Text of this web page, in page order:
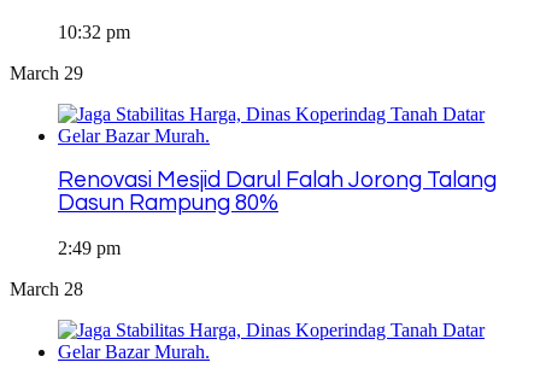
10:32 pm
March 29
Renovasi Mesjid Darul Falah Jorong Talang
Dasun Rampung 80%
2:49 pm
March 28